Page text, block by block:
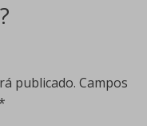
publicado. Campos